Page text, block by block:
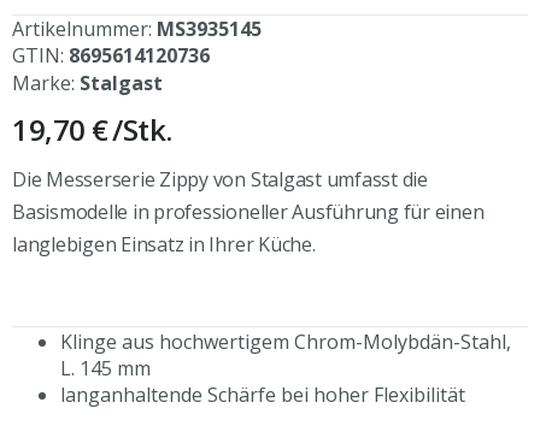
Artikelnummer: MS3935145
GTIN: 8695614120736
Marke: Stalgast
19,70 €/Stk.
Die Messerserie Zippy von Stalgast umfasst die
Basismodelle in professioneller Ausführung für einen
langlebigen Einsatz in Ihrer Küche.
Klinge aus hochwertigem Chrom-Molybdän-Stahl,
L. 145 mm
langanhaltende Schärfe bei hoher Flexibilität